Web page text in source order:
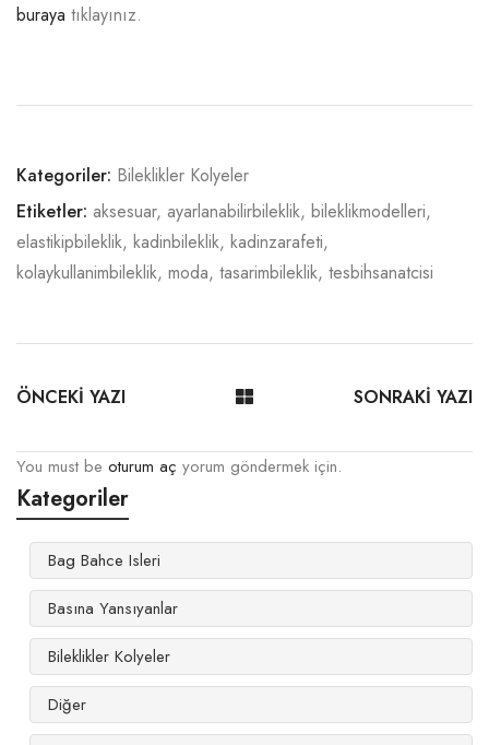
buraya tıklayınız.
Kategoriler: Bileklikler Kolyeler
Etiketler: aksesuar, ayarlanabilirbileklik, bileklikmodelleri,
elastikipbileklik, kadinbileklik, kadinzarafeti,
kolaykullanimbileklik, moda, tasarimbileklik, tesbihsanatcisi
ÖNCEKİ YAZI SONRAKİ YAZI
You must be oturum aç yorum göndermek için.
Kategoriler
Bag Bahce Isleri
Basına Yansıyanlar
Bileklikler Kolyeler
Diğer